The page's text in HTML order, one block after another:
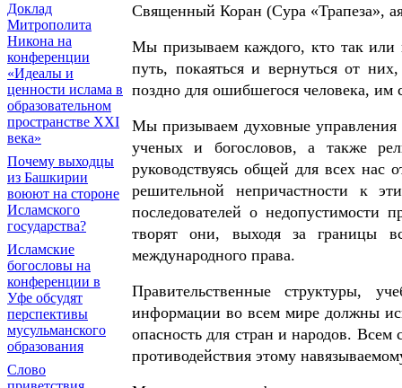
Доклад
Митрополита
Никона на
конференции
«Идеалы и
ценности ислама в
образовательном
пространстве XXI
века»
Почему выходцы
из Башкирии
воюют на стороне
Исламского
государства?
Исламские
богословы на
конференции в
Уфе обсудят
перспективы
мусульманского
образования
Слово
Священный Коран (Сура «Трапеза»,
Мы призываем каждого, кто так или
путь, покаяться и вернуться от
поздно для ошибшегося человека,
Мы призываем духовные
ученых и богословов, а также
руководствуясь общей для всех нас
решительной непричастности к
последователей о
творят они, выходя за границы
международного права.
Правительственные структуры,
информации во всем мире должны
опасность для стран и народов.
противодействия этому